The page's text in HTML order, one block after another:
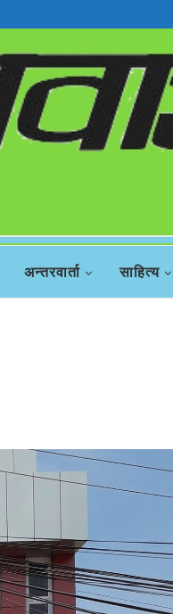
अन्तरवार्ता साहित्य